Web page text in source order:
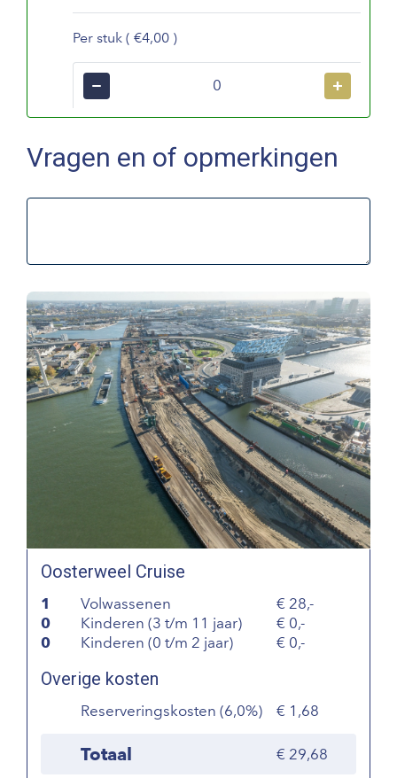
Per stuk ( €4,00 )
− +
Vragen en of opmerkingen
Oosterweel Cruise
1 Volwassenen
28,-
0
Kinderen (3 t/m 11 jaar)
0,-
0
Kinderen (0 t/m 2 jaar) 0,-
Overige kosten
Reserveringskosten (6,0%) 1,68
Totaal 29,68